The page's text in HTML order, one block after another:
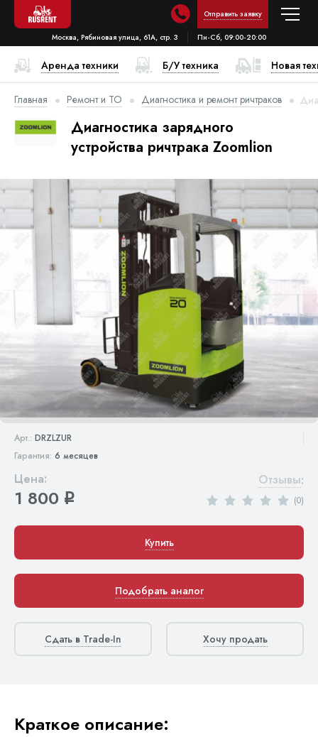
Отправить заявку
Москва, Рябиновая улица, 61А, стр. 3 Пн-Сб, 09:00-20:00
Аренда техники Б/У техника Новая
Главная Ремонт и ТО Диагностика и ремонт ричтраков
Диагностика зарядного
устройства ричтрака Zoomlion
Арт.: DRZLZUR
Гарантия: 6 месяцев
Цена:
1 800 q
Отзывы:
(0)
Купить
Подобрать аналог
Сдать в Trade-In Хочу продать
Краткое описание: